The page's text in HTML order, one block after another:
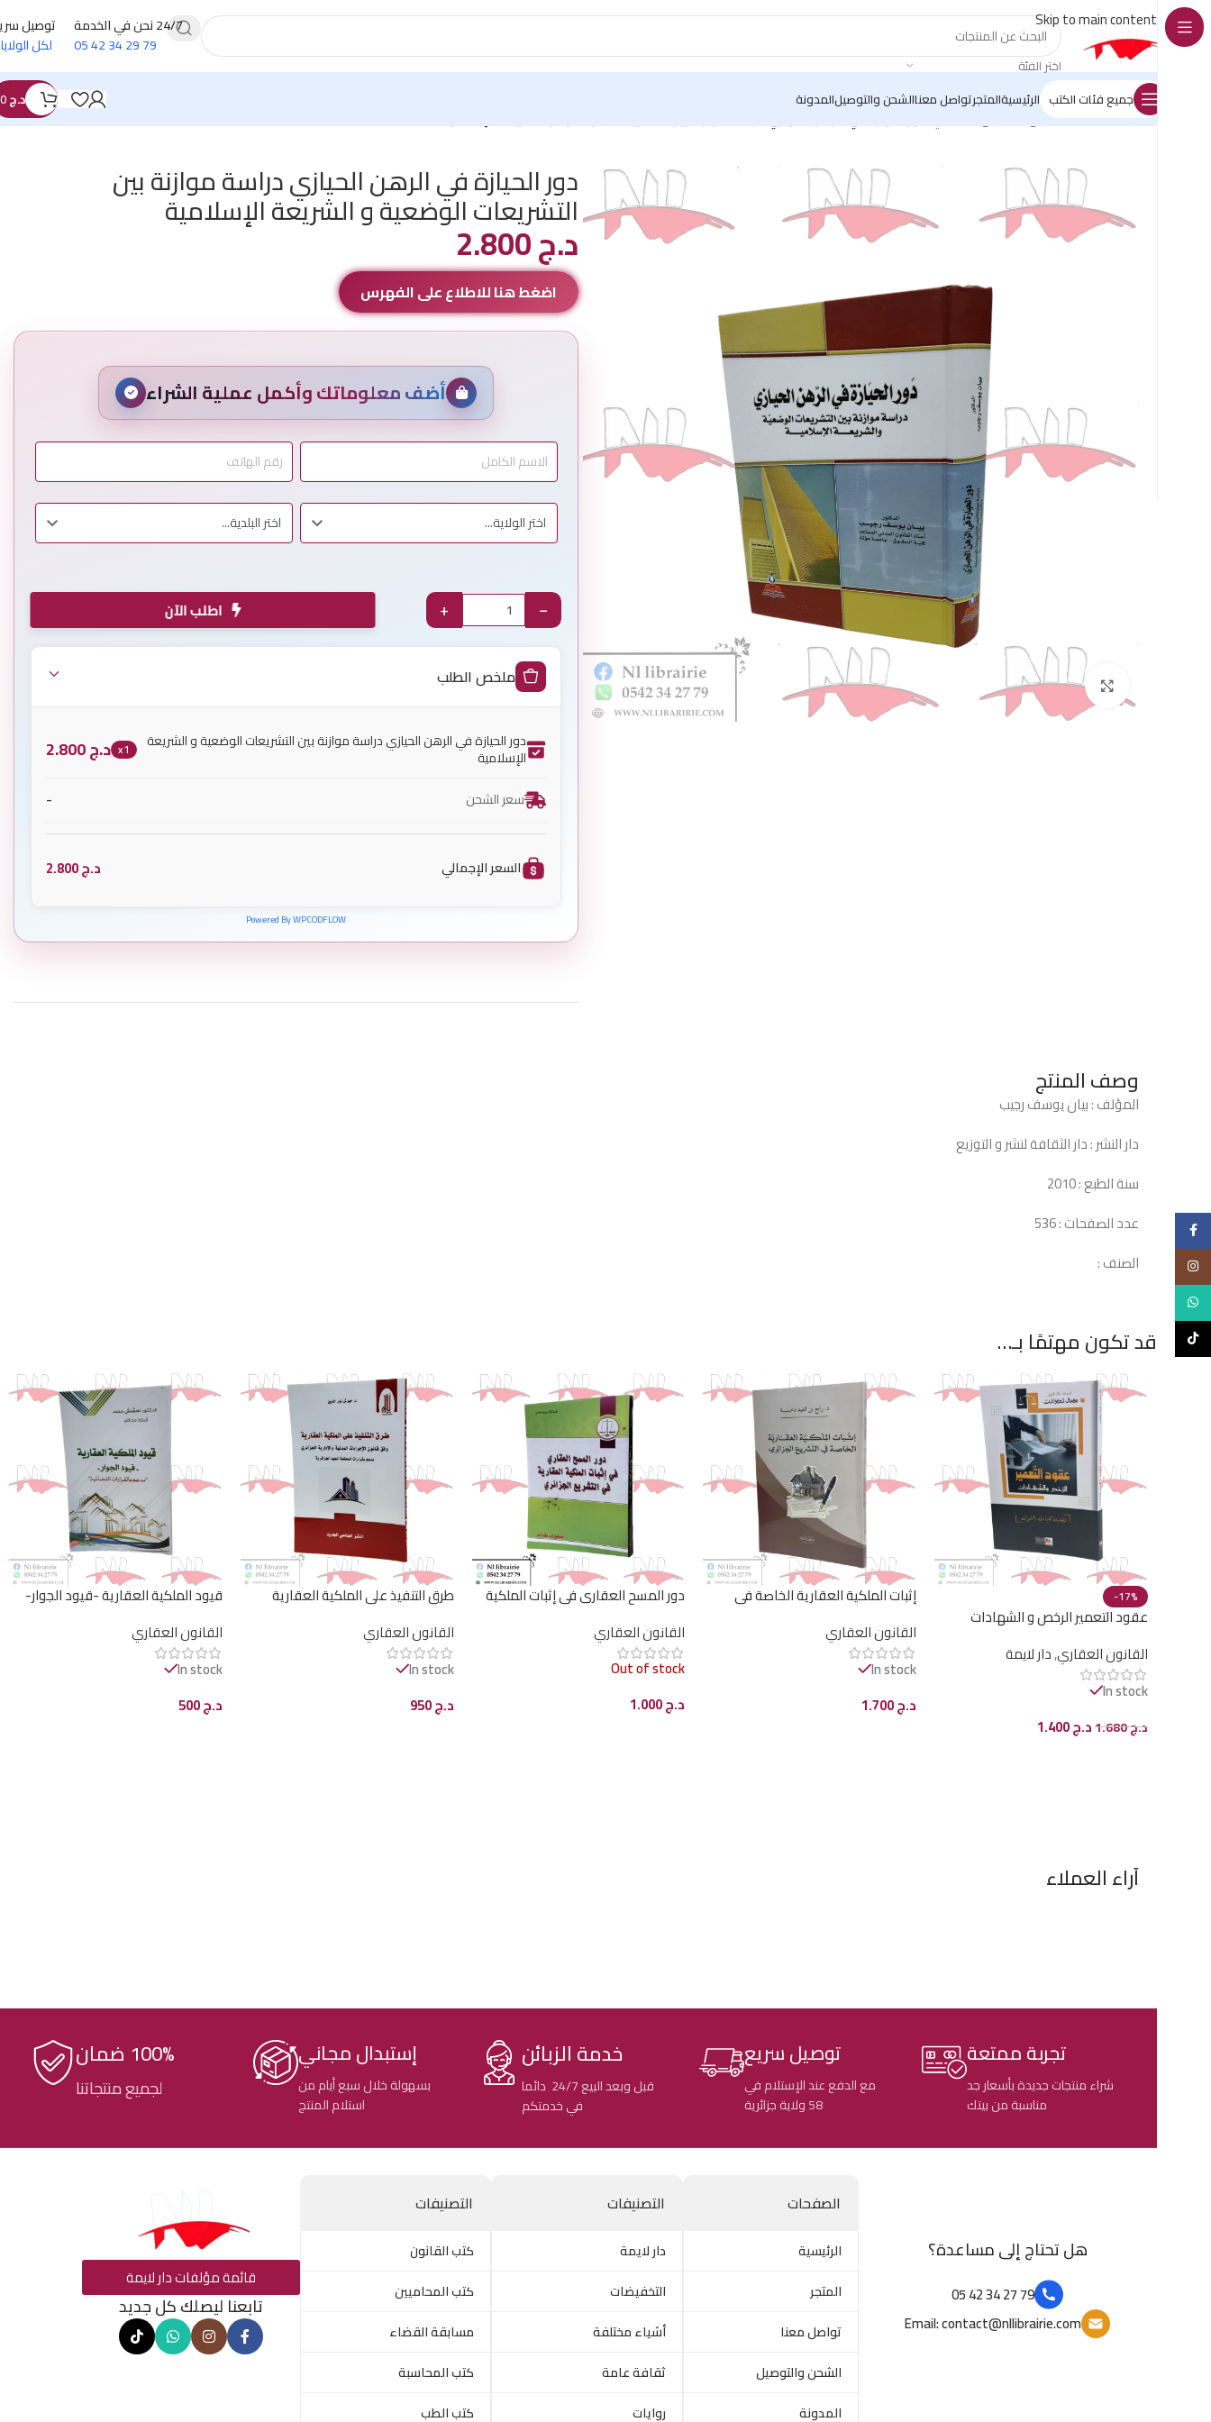
Skip to main content
اختر الفئة
24/7 نحن في الخدمة
79 29 34 42 05
توصيل
لكل
جميع فئات الكتب الرئيسيةالمتجرتواصل معناالشحن والتوصيلالمدونة د.ج
الرئيسية/كتب القانون
Click to enlarge
دور الحيازة في الرهن الحيازي دراسة موازنة بين
التشريعات الوضعية و الشريعة الإسلامية
د.ج
اضغط هنا للاطلاع على الفهرس
أضف معلوماتك وأكمل عملية الشراء
−
+ اطلب الآن
ملخص الطلب
دور الحيازة في الرهن الحيازي دراسة موازنة بين التشريعات الوضعية و الشريعة
الإسلامية x1 د.ج
سعر الشحن -
السعر الإجمالي د.ج
Powered By WPCODFLOW
وصف المنتج
المؤلف : بيان يوسف رجيب
دار النشر : دار الثقافة لنشر و التوزيع
سنة الطبع : 2010
عدد الصفحات : 536
الصنف :
قد تكون مهتمًا بـ…
-17%
عقود التعمير الرخص و الشهادات
القانون العقاري,دار لايمة
In stock
د.ج1.680 د.ج
إثبات الملكية العقارية الخاصة في
القانون العقاري
In stock
د.ج
دور المسح العقاري في إثبات الملكية
القانون العقاري
Out of stock
د.ج
طرق التنفيذ على الملكية العقارية
القانون العقاري
In stock
د.ج950
قيود الملكية العقارية -قيود الجوار-
القانون العقاري
In stock
د.ج500
آراء العملاء
تجربة ممتعة
شراء منتجات جديدة بأسعار جد
مناسبة من بيتك
توصيل سريع
مع الدفع عند الإستلام في
58 ولاية جزائرية
خدمة الزبائن
قبل وبعد البيع 24/7 دائما
في خدمتكم
إستبدال مجاني
بسهولة خلال سبع أيام من
استلام المنتج
100% ضمان
لجميع منتجاتنا
هل تحتاج إلى مساعدة؟
79 27 34 42 05
Email: contact@nllibrairie.com
الصفحات
الرئيسية
المتجر
تواصل معنا
الشحن والتوصيل
المدونة
التصنيفات
دار لايمة
التخفيضات
أشياء مختلفة
ثقافة عامة
روايات
التصنيفات
كتب القانون
كتب المحاميين
مسابقة القضاء
كتب المحاسبة
كتب الطب
قائمة مؤلفات دار لايمة
تابعنا ليصلك كل جديد
Facebook
Instagram
TikTok